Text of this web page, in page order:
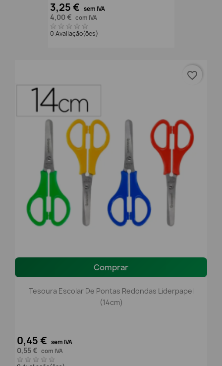
3,25 € sem IVA
4,00 € com IVA
0 Avaliação(ões)
Comprar
Tesoura Escolar De Pontas Redondas Liderpapel
(14cm)
0,45 € sem IVA
0,55 € com IVA
favorite_border